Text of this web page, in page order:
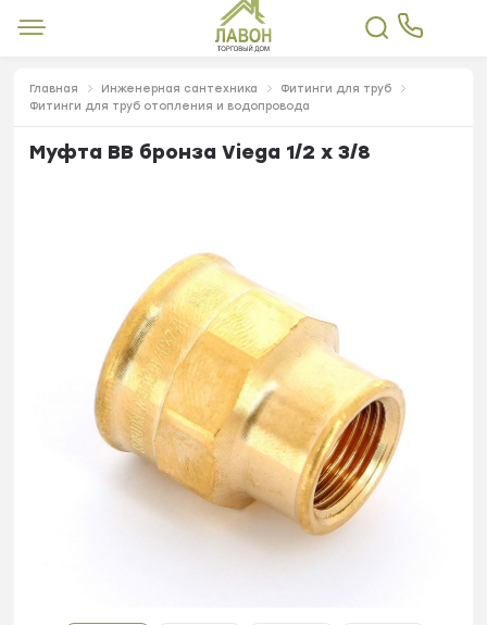
Главная Инженерная сантехника
Фитинги для труб
Фитинги для труб отопления и водопровода
Муфта ВВ бронза Viega 1/2 x 3/8